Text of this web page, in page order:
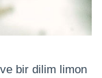
bir dilim limon